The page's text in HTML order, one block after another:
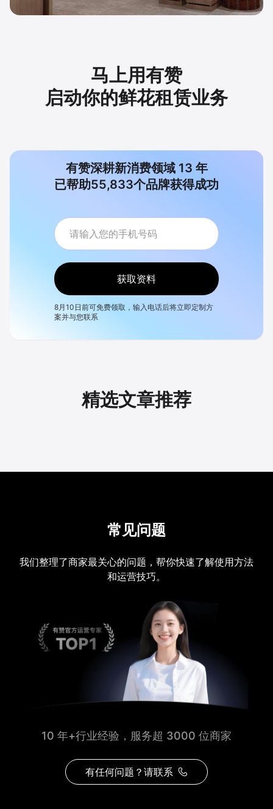
马上用有赞
启动你的鲜花租赁业务
有赞深耕新消费领域 13 年
已帮助55,833个品牌获得成功
获取资料
8月10日前可免费领取，输入电话后将立即定制方
案并与您联系
精选文章推荐
常见问题
我们整理了商家最关心的问题，帮你快速了解使用方法
和运营技巧。
10 年+行业经验，服务超 3000 位商家
有任何问题？请联系